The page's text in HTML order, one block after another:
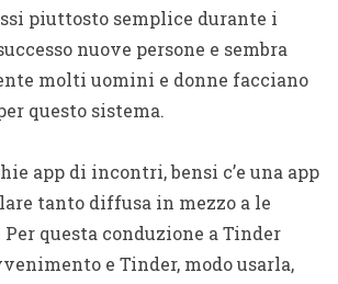
piuttosto semplice durante i
nuove persone e sembra
molti uomini e donne facciano
questo sistema.
app di incontri, bensi c’e una app
tanto diffusa in mezzo a le
Per questa conduzione a Tinder
e Tinder, modo usarla,